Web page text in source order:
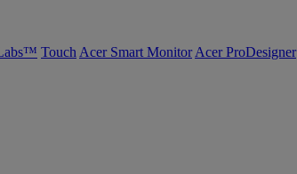
Touch Acer Smart Monitor Acer ProDesigner